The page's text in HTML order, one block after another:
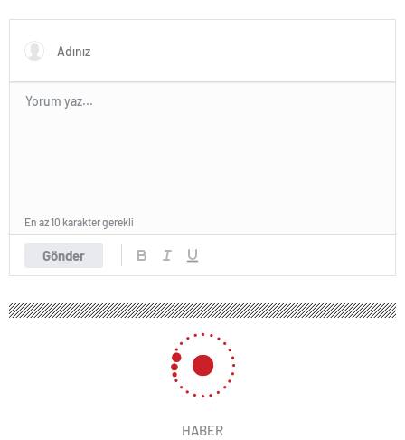
iddiasını yalanladı
Gönder
En az 10 karakter gerekli
HABER